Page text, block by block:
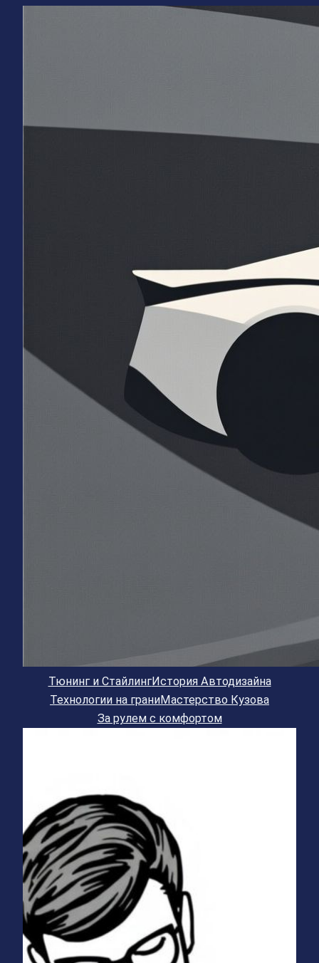
Тюнинг и СтайлингИстория Автодизайна
Технологии на граниМастерство Кузова
За рулем с комфортом